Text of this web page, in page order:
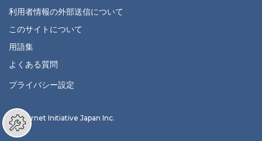
利用者情報の外部送信について
このサイトについて
用語集
よくある質問
プライバシー設定
© Internet Initiative Japan Inc.